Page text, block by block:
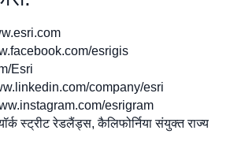
esrigis
Esri
company/esri
esrigram
स्ट्रीट रेडलैंड्स, कैलिफोर्निया संयुक्त राज्य